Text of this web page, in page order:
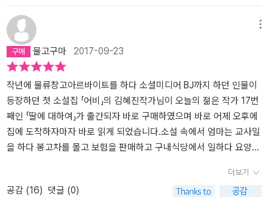
‘젠’이 서로에게 보호자가 되어 살아가는 집, 누군가에게는 이상한 삶
으로 보일 것이다. 거창하고 우아한 말로 연대하는 게 아니라 그저 살
아가는 것뿐인데 말이다. 이 책의 제목은 『딸에 대하여』다. 제목만
생각하면 딸에 대한 이야기로 엄마는 딸에 대해 모르는 게 없다고 자
신하는 것처럼 들리기도 한다. 한편으로는 엄마가 아닌 객관적인 시
선으로 누군가 딸에 대하여 이야기를 해주기를 바라는 간절함이 느껴
지기도 한다. 딸과 연인을 통해 동성애에 대한 사회의 불편한 시선과
마주하고 요양보호사란 직업을 통해 늙음과 죽음을 본다. 자유롭게
자신이 원하는 삶을 살 권리, 인간답게 죽을 수 있는 보통의 권리를 생
각한다. 그 권리를 부여하는 이는 누구일까. 『딸에 대하여』에는 그저
들만의 이야기가 아닌 우리 주변의 이야기 말이다. 자식을 가진 엄마
라면 누구나 ‘나’와 다르지 않은 입장에 놓여 있고 우리 모두에게
떻게든 자식을 내가 이해할 수 있는 범위 내의 세계에 붙잡아두려고
애쓰는 건 아닐까. 좋은 학교에 들어가고, 번듯한 직장을 얻고, 결혼하
여 자식을 키우는 삶. 이 책의 화자는 자신을 희생하며 열심히 살아온
전형적인 어머니이다. 그는 하나뿐인 딸이 공부도 잘하니 많은 희망
과 기대를 걸었지만, 어느샌가 딸은 그가 도무지 이해할 수 없는 세계
에 있다. 딸은 동성 파트너와 7년을 동거하고 있고, 보따리 강사로 일
하다가 동료 강사가 동성애자라는 이유로 해고당하자 이를 바로잡기
위해 시위를 한다. 그 때문에 보증금까지 까먹어 버리고 갈 곳이 없어
'나'가 가진 전재산인 2층 주택에 자신의 파트너와 함께 들어와 살게
된다. 매일같이 딸(그린)과 그의 파트너(레인)의 모습을 마주하면서,
않을까 하는 희망을 버리지 못하면서, '나'는 고단한 삶을 이어 간다.
사실 '나'는 혐오와 배제를 지지하는 태도와는 거리가 멀게 살아 왔다.
나아가게 하지 못하고, 서로가 엉켜 더욱 낮은 곳으로 끌어내리는 역
할을 하기 때문이다. 절대로 그러면 안 되는데... 여전히 성소수자에
대한 혐오가 심하고, 초등학교에서 페미니즘 교육을 했다는 이유로
여러 곳에서 항의를 받은 교사가 있고, 교육방송에서는 이런 성소수
자들이 참여하던 프로그램이 종료하는 일도 있었으니... 이들이 살아
갈 세상은 우리 사회에서 정상 범주 - 정상과 비정상으로 나누는 일이
이미 비정상인데, 다수를 벗어난 사람들을 비정상이라고 칭하는 현실
에서 그냥 이 용어를 쓰면 - 에 속한다고 여기는 사람보다 험난할 수
밖에 없다. 이 소설을 보라. 동성애자 딸이 나온다. 그런데 주인공은
동성애자 딸이 아니다. 동성애자 딸을 바라보는 엄마가 주인공이다.
삶을 이야기한다. 우선 엄마는 교사라는 직업을 가졌었지만 딸을 키
우기 위해 직장을 포기한다. 그렇다고 일을 안 할 수는 없다. 딸이 큰
물고구마 2017-09-23
작년에 물류창고아르바이트를 하다 소셜미디어 BJ까지 하던 인물이
등장하던 첫 소설집 「어비」의 김혜진작가님이 오늘의 젊은 작가 17번
째인 「딸에 대하여」가 출간되자 바로 구매하였으며 바로 어제 오후에
집에 도착하자마자 바로 읽게 되었습니다.소설 속에서 엄마는 교사일
을 하다 봉고차를 몰고 보험을 판매하고 구내식당에서 일하다 요양원
는 보따리 강사인 동시에 비정규직이며 그 것도 모자라 같은 동성의
연인과 7년동안 만나고 있는 데 소설을 읽으면서 저는 아버지와 많은
더보기
공감 (16) 댓글 (0)